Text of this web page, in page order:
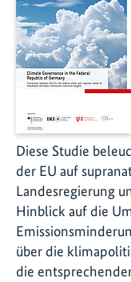
Diese Studie
der EU auf
Landesregierung
Hinblick auf die
über die
die